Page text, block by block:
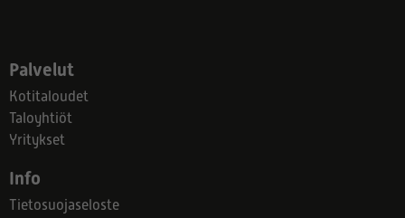
Palvelut
Kotitaloudet
Taloyhtiöt
Yritykset
Info
Tietosuojaseloste